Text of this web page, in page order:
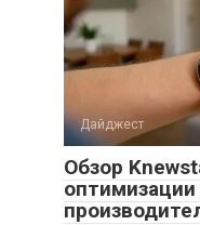
Дайджест
Обзор